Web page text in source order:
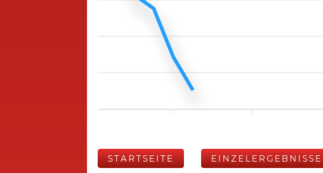
STARTSEITE EINZELERGEBNISSE